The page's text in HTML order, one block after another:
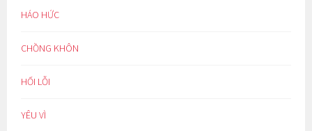
HÁO HỨC
CHỒNG KHÔN
HỐI LỖI
YÊU VÌ